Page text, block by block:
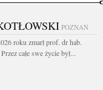
POZNAŃ
roku zmarł prof. dr hab.
całe swe życie był...